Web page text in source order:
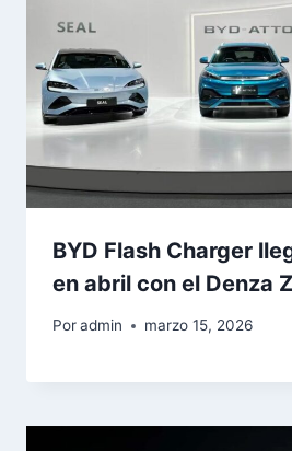
BYD Flash Charger
en abril con el Denza
Poradmin marzo 15, 2026